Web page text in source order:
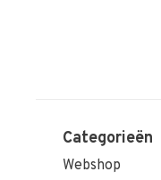
Categorieën
Webshop